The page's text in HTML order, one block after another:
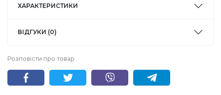
ХАРАКТЕРИСТИКИ
ВІДГУКИ (0)
Розповісти про товар